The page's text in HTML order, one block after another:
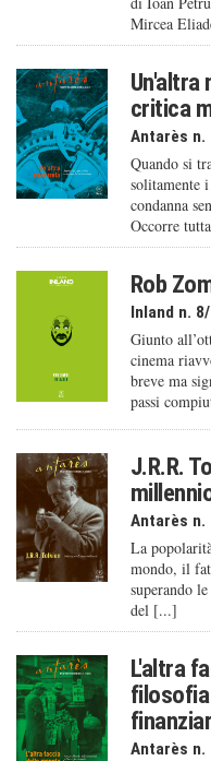
Mircea
Un'altra
critica
Antarès n.
Quando si
solitamente
condanna
Occorre
Rob
Inland n.
Giunto
cinema
breve ma
passi
J.R.R.
Antarès n.
La
mondo, il
superando
del [...]
L'altra
Antarès n.